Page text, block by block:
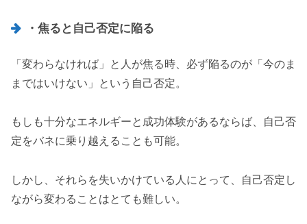
・焦ると自己否定に陥る
「変わらなければ」と人が焦る時、必ず陥るのが「今のま
まではいけない」という自己否定。
もしも十分なエネルギーと成功体験があるならば、自己否
定をバネに乗り越えることも可能。
しかし、それらを失いかけている人にとって、自己否定し
ながら変わることはとても難しい。